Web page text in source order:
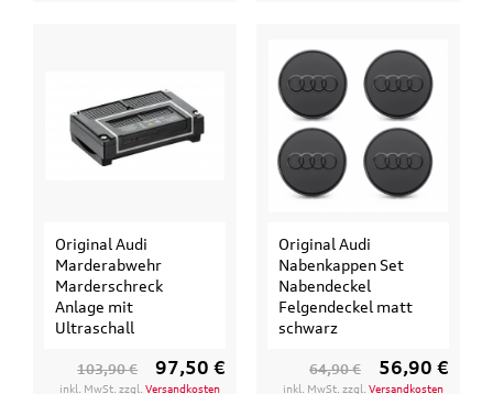
Original Audi
Marderabwehr
Marderschreck
Anlage mit
Ultraschall
103,90 € 97,50 €
inkl. MwSt. zzgl.Versandkosten
Original Audi
Nabenkappen Set
Nabendeckel
Felgendeckel matt
schwarz
64,90 € 56,90 €
inkl. MwSt. zzgl. Versandkosten